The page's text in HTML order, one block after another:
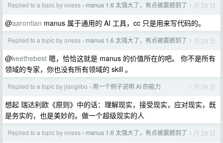
Replied to a topic by oness › manus 1.6 太强大了，有点被震撼到了 1 月 29 日
@aarontian manus 属于通用的 AI 工具，cc 只是用来写代码的。
Replied to a topic by oness › manus 1.6 太强大了，有点被震撼到了 1 月 29 日
@keethebest 嗯，恰恰这就是 manus 的价值所在的吧。 你不是所有
领域的专家，你也没有所有领域的 skill 。
Replied to a topic by jianglibo › 用一个例子说明 AI 的能力 1 月 29 日
想起 瑞达利欧《原则》中的话：理解现实，接受现实，应对现实，既
是务实的，也是美妙的。做一个超级现实的人
Replied to a topic by oness › manus 1.6 太强大了，有点被震撼到了 1 月 29 日